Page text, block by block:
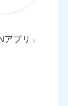
プリ」